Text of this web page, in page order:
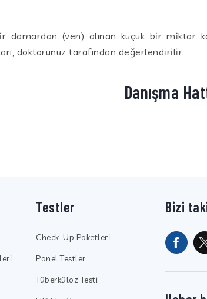
(ven) alınan küçük bir miktar
doktorunuz tarafından değerlendirilir.
Danışma
Testler
Check-Up Paketleri
Panel Testler
Tüberküloz Testi
Bizi